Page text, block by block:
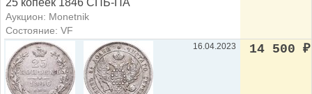
Аукцион: Monetnik
Состояние: VF
16.04.2023 14 500 ₽